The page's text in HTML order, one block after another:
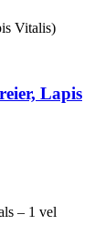
Lapis